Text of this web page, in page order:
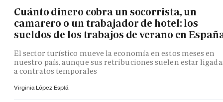
Cuánto dinero cobra un socorrista, un
camarero o un trabajador de hotel: los
sueldos de los trabajos de verano en
El sector turístico mueve la economía en estos meses en
nuestro país, aunque sus retribuciones suelen estar
a contratos temporales
Virginia López Esplá